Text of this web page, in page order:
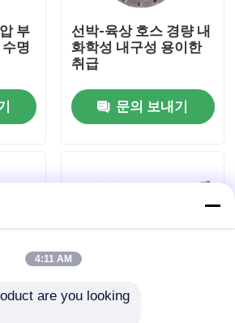
현재
부
명
선박-육상 호스 경량 내
화학성 내구성 용이한
취급
문의 보내기
항
4:11 AM
are you looking